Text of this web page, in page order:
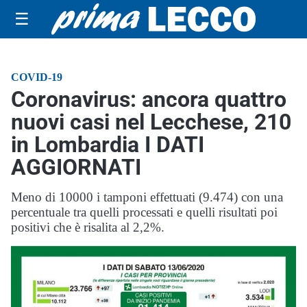
☰
COVID-19
Coronavirus: ancora quattro
nuovi casi nel Lecchese, 210
in Lombardia I DATI
AGGIORNATI
Meno di 10000 i tamponi effettuati (9.474) con una
percentuale tra quelli processati e quelli risultati poi
positivi che è risalita al 2,2%.